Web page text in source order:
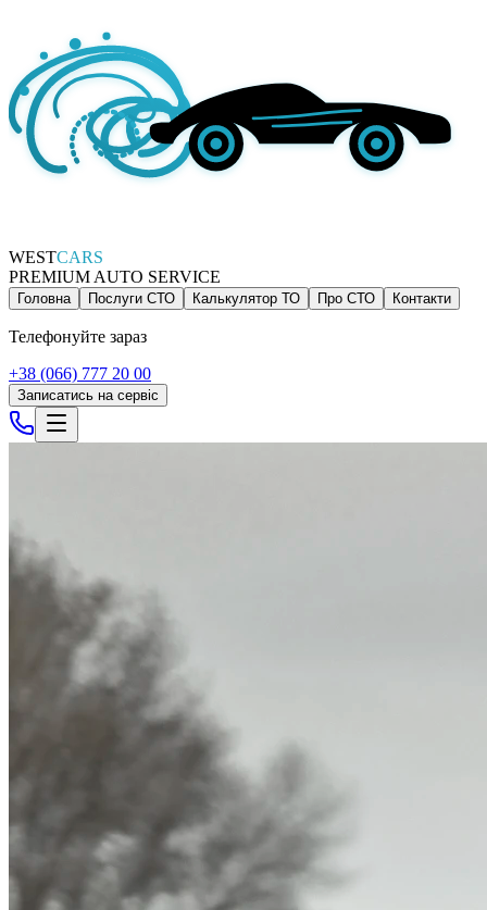
WESTCARS
PREMIUM AUTO SERVICE
Головна Послуги СТО Калькулятор ТО Про СТО Контакти
Телефонуйте зараз
+38 (066) 777 20 00
Записатись на сервіс